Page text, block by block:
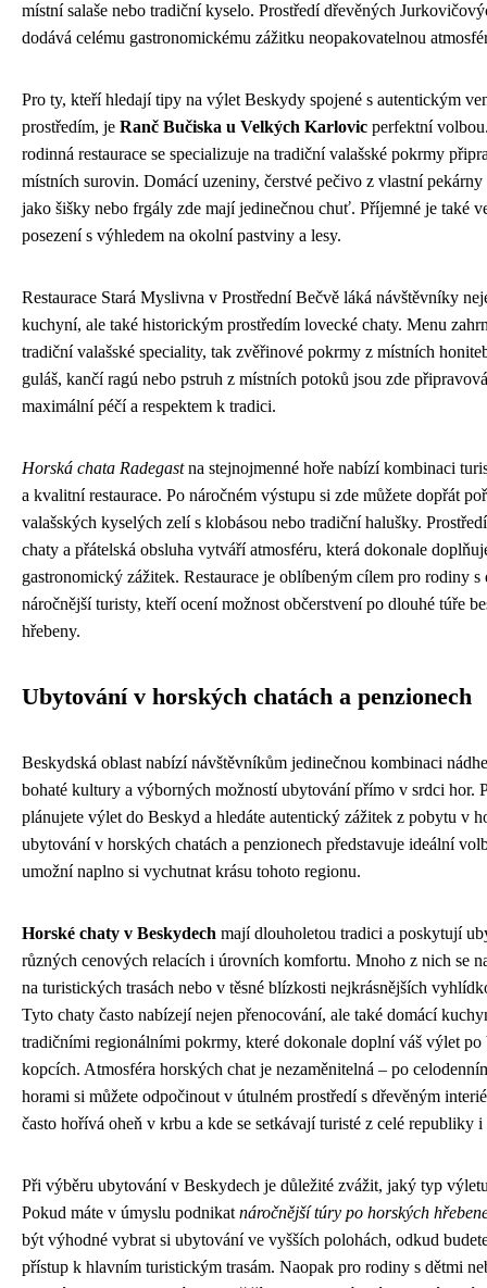
místní salaše nebo tradiční kyselo. Prostředí dřevěných
dodává celému gastronomickému zážitku neopakovatelnou
Pro ty, kteří hledají tipy na výlet Beskydy spojené s autentickým
prostředím, je Ranč Bučiska u Velkých Karlovic perfektní
rodinná restaurace se specializuje na tradiční valašské pokrmy
místních surovin. Domácí uzeniny, čerstvé pečivo z vlastní pekárny
jako šišky nebo frgály zde mají jedinečnou chuť. Příjemné je také
posezení s výhledem na okolní pastviny a lesy.
Restaurace Stará Myslivna v Prostřední Bečvě láká návštěvníky
kuchyní, ale také historickým prostředím lovecké chaty. Menu
tradiční valašské speciality, tak zvěřinové pokrmy z místních
guláš, kančí ragú nebo pstruh z místních potoků jsou zde
maximální péčí a respektem k tradici.
Horská chata Radegastna stejnojmenné hoře nabízí kombinaci
a kvalitní restaurace. Po náročném výstupu si zde můžete dopřát
valašských kyselých zelí s klobásou nebo tradiční halušky.
chaty a přátelská obsluha vytváří atmosféru, která dokonale
gastronomický zážitek. Restaurace je oblíbeným cílem pro rodiny s
náročnější turisty, kteří ocení možnost občerstvení po dlouhé túře
hřebeny.
Ubytování v horských chatách a penzionech
Beskydská oblast nabízí návštěvníkům jedinečnou kombinaci
bohaté kultury a výborných možností ubytování přímo v srdci hor.
plánujete výlet do Beskyd a hledáte autentický zážitek z pobytu v
ubytování v horských chatách a penzionech představuje ideální
umožní naplno si vychutnat krásu tohoto regionu.
Horské chaty v Beskydech mají dlouholetou tradici a poskytují
různých cenových relacích i úrovních komfortu. Mnoho z nich se
na turistických trasách nebo v těsné blízkosti nejkrásnějších
Tyto chaty často nabízejí nejen přenocování, ale také domácí
tradičními regionálními pokrmy, které dokonale doplní váš výlet po
kopcích. Atmosféra horských chat je nezaměnitelná – po
horami si můžete odpočinout v útulném prostředí s dřevěným
často hořívá oheň v krbu a kde se setkávají turisté z celé republiky i
Při výběru ubytování v Beskydech je důležité zvážit, jaký typ
Pokud máte v úmyslu podnikat náročnější túry po horských
být výhodné vybrat si ubytování ve vyšších polohách, odkud
přístup k hlavním turistickým trasám. Naopak pro rodiny s dětmi